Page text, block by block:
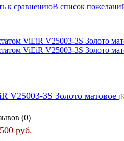
к сравнениюВ список
V25003-3S Золото матовое
(0)
руб.